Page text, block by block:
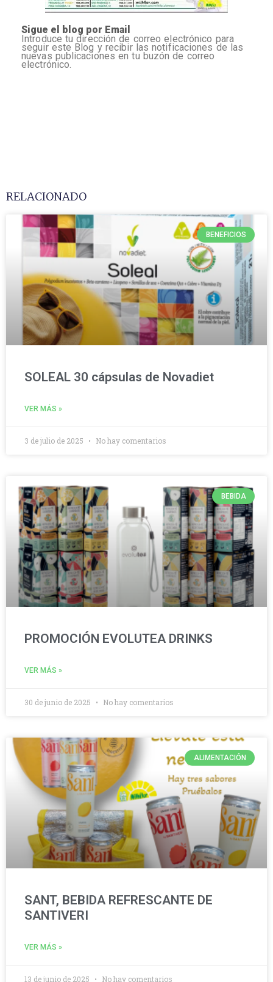
Sigue el blog por Email
Introduce tu dirección de correo electrónico para
seguir este Blog y recibir las notificaciones de las
nuevas publicaciones en tu buzón de correo
electrónico.
RELACIONADO
BENEFICIOS
SOLEAL 30 cápsulas de Novadiet
VER MÁS »
3 de julio de 2025 No hay comentarios
BEBIDA
PROMOCIÓN EVOLUTEA DRINKS
VER MÁS »
30 de junio de 2025 No hay comentarios
ALIMENTACIÓN
SANT, BEBIDA REFRESCANTE DE
SANTIVERI
VER MÁS »
13 de junio de 2025 No hay comentarios